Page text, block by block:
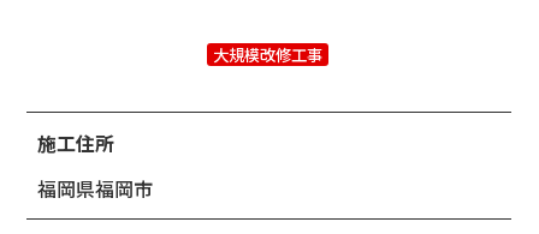
大規模改修工事
施工住所
福岡県福岡市